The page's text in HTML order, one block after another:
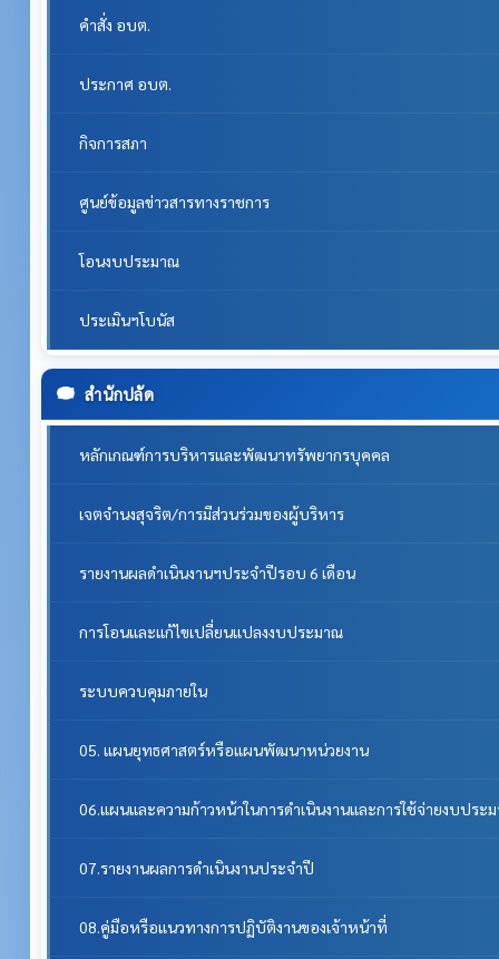
คำสั่ง อบต.
ประกาศ อบต.
กิจการสภา
ศูนย์ข้อมูลข่าวสารทางราชการ
โอนงบประมาณ
ประเมินฯโบนัส
สำนักปลัด
หลักเกณฑ์การบริหารและพัฒนาทรัพยากรบุคคล
เจตจำนงสุจริต/การมีส่วนร่วมของผู้บริหาร
รายงานผลดำเนินงานฯประจำปีรอบ 6 เดือน
การโอนและแก้ไขเปลี่ยนแปลงงบประมาณ
ระบบควบคุมภายใน
05. แผนยุทธศาสตร์หรือแผนพัฒนาหน่วยงาน
06.แผนและความก้าวหน้าในการดำเนินงานและการใช้จ่ายงบปร
07.รายงานผลการดำเนินงานประจำปี
08.คู่มือหรือแนวทางการปฏิบัติงานของเจ้าหน้าที่